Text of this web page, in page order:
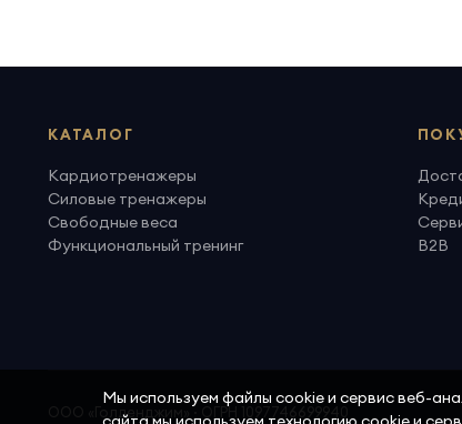
КАТАЛОГ
Кардиотренажеры
Силовые тренажеры
Свободные веса
Функциональный тренинг
B2B
ООО «Голденджим» · ОГРН 1097746699940
Мы используем файлы cookie и сервис веб-